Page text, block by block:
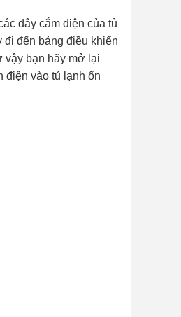
dây cắm điện của tủ
đi đến bảng điều khiển
vậy bạn hãy mở lại
điện vào tủ lạnh ổn